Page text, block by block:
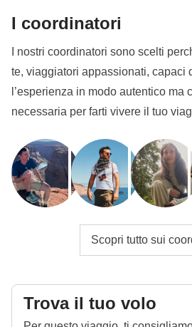
I coordinatori
I nostri coordinatori sono scelti
te, viaggiatori appassionati, capaci
l’esperienza in modo autentico ma
necessaria per farti vivere il tuo
Scopri tutto sui
Trova il tuo volo